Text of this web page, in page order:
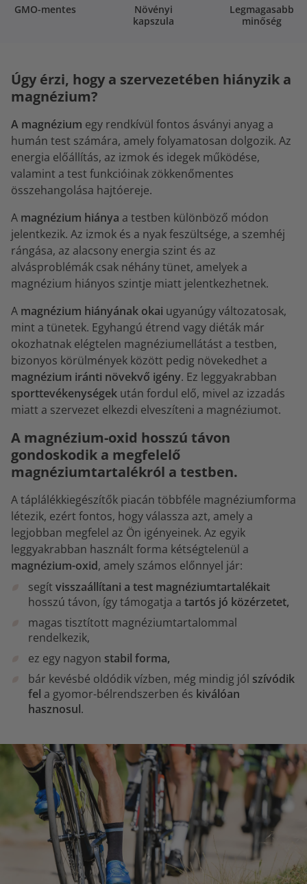
GMO-mentes
Növényi
kapszula
Legmagasabb
minőség
Úgy érzi, hogy a szervezetében hiányzik a
magnézium?
A magnézium egy rendkívül fontos ásványi anyag a
humán test számára, amely folyamatosan dolgozik. Az
energia előállítás, az izmok és idegek működése,
valamint a test funkcióinak zökkenőmentes
összehangolása hajtóereje.
A magnézium hiánya a testben különböző módon
jelentkezik. Az izmok és a nyak feszültsége, a szemhéj
rángása, az alacsony energia szint és az
alvásproblémák csak néhány tünet, amelyek a
magnézium hiányos szintje miatt jelentkezhetnek.
A magnézium hiányának okai ugyanúgy változatosak,
mint a tünetek. Egyhangú étrend vagy diéták már
okozhatnak elégtelen magnéziumellátást a testben,
bizonyos körülmények között pedig növekedhet a
magnézium iránti növekvő igény. Ez leggyakrabban
sporttevékenységek után fordul elő, mivel az izzadás
miatt a szervezet elkezdi elveszíteni a magnéziumot.
A magnézium-oxid hosszú távon
gondoskodik a megfelelő
magnéziumtartalékról a testben.
A táplálékkiegészítők piacán többféle magnéziumforma
létezik, ezért fontos, hogy válassza azt, amely a
legjobban megfelel az Ön igényeinek. Az egyik
leggyakrabban használt forma kétségtelenül a
magnézium-oxid, amely számos előnnyel jár:
segítvisszaállítani a test magnéziumtartalékait
hosszú távon, így támogatja a tartós jó közérzetet,
magas tisztított magnéziumtartalommal
rendelkezik,
ez egy nagyon stabil forma,
bár kevésbé oldódik vízben, még mindig jól szívódik
fel a gyomor-bélrendszerben és kiválóan
hasznosul.